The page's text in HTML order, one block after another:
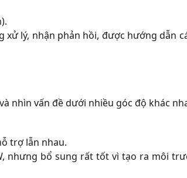
lý, nhận phản hồi, được hướng dẫn
nhìn vấn đề dưới nhiều góc độ khác
trợ lẫn nhau.
nhưng bổ sung rất tốt vì tạo ra môi